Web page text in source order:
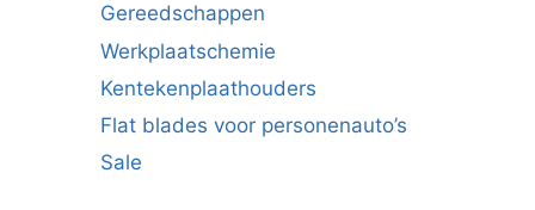
Gereedschappen
Werkplaatschemie
Kentekenplaathouders
Flat blades voor personenauto’s
Sale